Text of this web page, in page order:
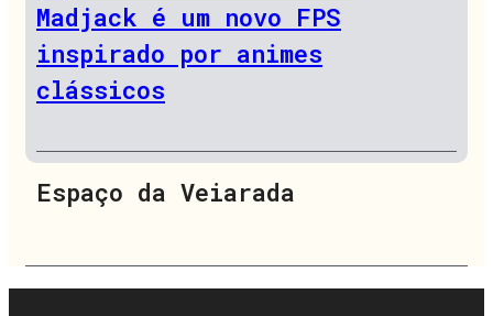
Madjack é um novo FPS
inspirado por animes
clássicos
Espaço da Veiarada